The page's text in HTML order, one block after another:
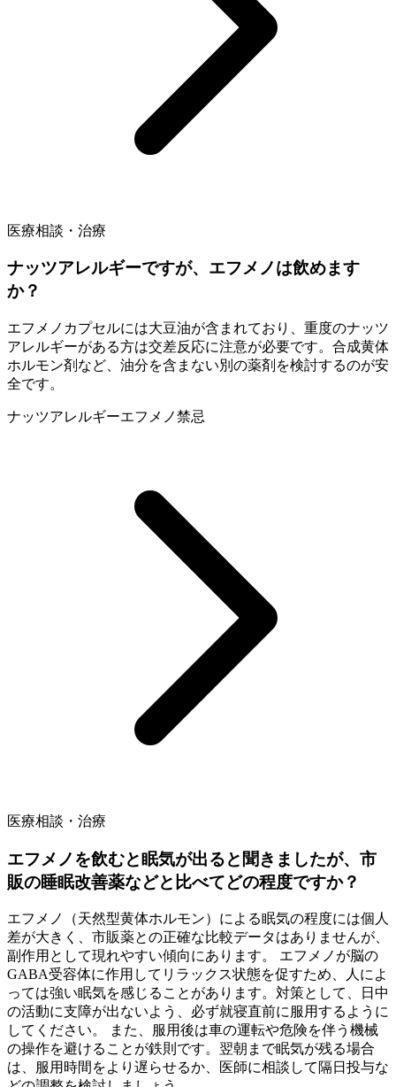
医療相談・治療
ナッツアレルギーですが、エフメノは飲めます
か？
エフメノカプセルには大豆油が含まれており、重度のナッツ
アレルギーがある方は交差反応に注意が必要です。合成黄体
ホルモン剤など、油分を含まない別の薬剤を検討するのが安
全です。
ナッツアレルギーエフメノ禁忌
医療相談・治療
エフメノを飲むと眠気が出ると聞きましたが、市
販の睡眠改善薬などと比べてどの程度ですか？
エフメノ（天然型黄体ホルモン）による眠気の程度には個人
差が大きく、市販薬との正確な比較データはありませんが、
副作用として現れやすい傾向にあります。 エフメノが脳の
GABA受容体に作用してリラックス状態を促すため、人によ
っては強い眠気を感じることがあります。対策として、日中
の活動に支障が出ないよう、必ず就寝直前に服用するように
してください。 また、服用後は車の運転や危険を伴う機械
の操作を避けることが鉄則です。翌朝まで眠気が残る場合
は、服用時間をより遅らせるか、医師に相談して隔日投与な